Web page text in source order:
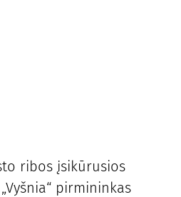
ribos įsikūrusios
pirmininkas